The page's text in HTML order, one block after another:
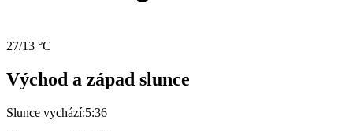
27/13 °C
Východ a západ slunce
Slunce vychází:5:36